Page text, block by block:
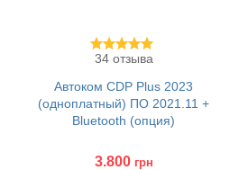
34 отзыва
Автоком CDP Plus 2023
(одноплатный) ПО 2021.11 +
Bluetooth (опция)
3.800 грн